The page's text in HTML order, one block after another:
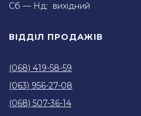
Сб — Нд: вихідний
ВІДДІЛ ПРОДАЖІВ
(068) 419-58-59
(063) 956-27-08
(068) 507-36-14